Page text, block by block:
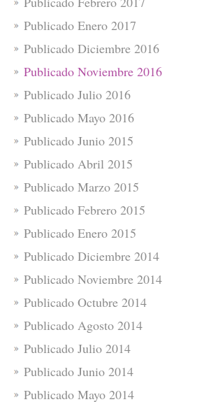
Publicado Enero 2017
Publicado Diciembre 2016
Publicado Noviembre 2016
Publicado Julio 2016
Publicado Mayo 2016
Publicado Junio 2015
Publicado Abril 2015
Publicado Marzo 2015
Publicado Febrero 2015
Publicado Enero 2015
Publicado Diciembre 2014
Publicado Noviembre 2014
Publicado Octubre 2014
Publicado Agosto 2014
Publicado Julio 2014
Publicado Junio 2014
Publicado Mayo 2014